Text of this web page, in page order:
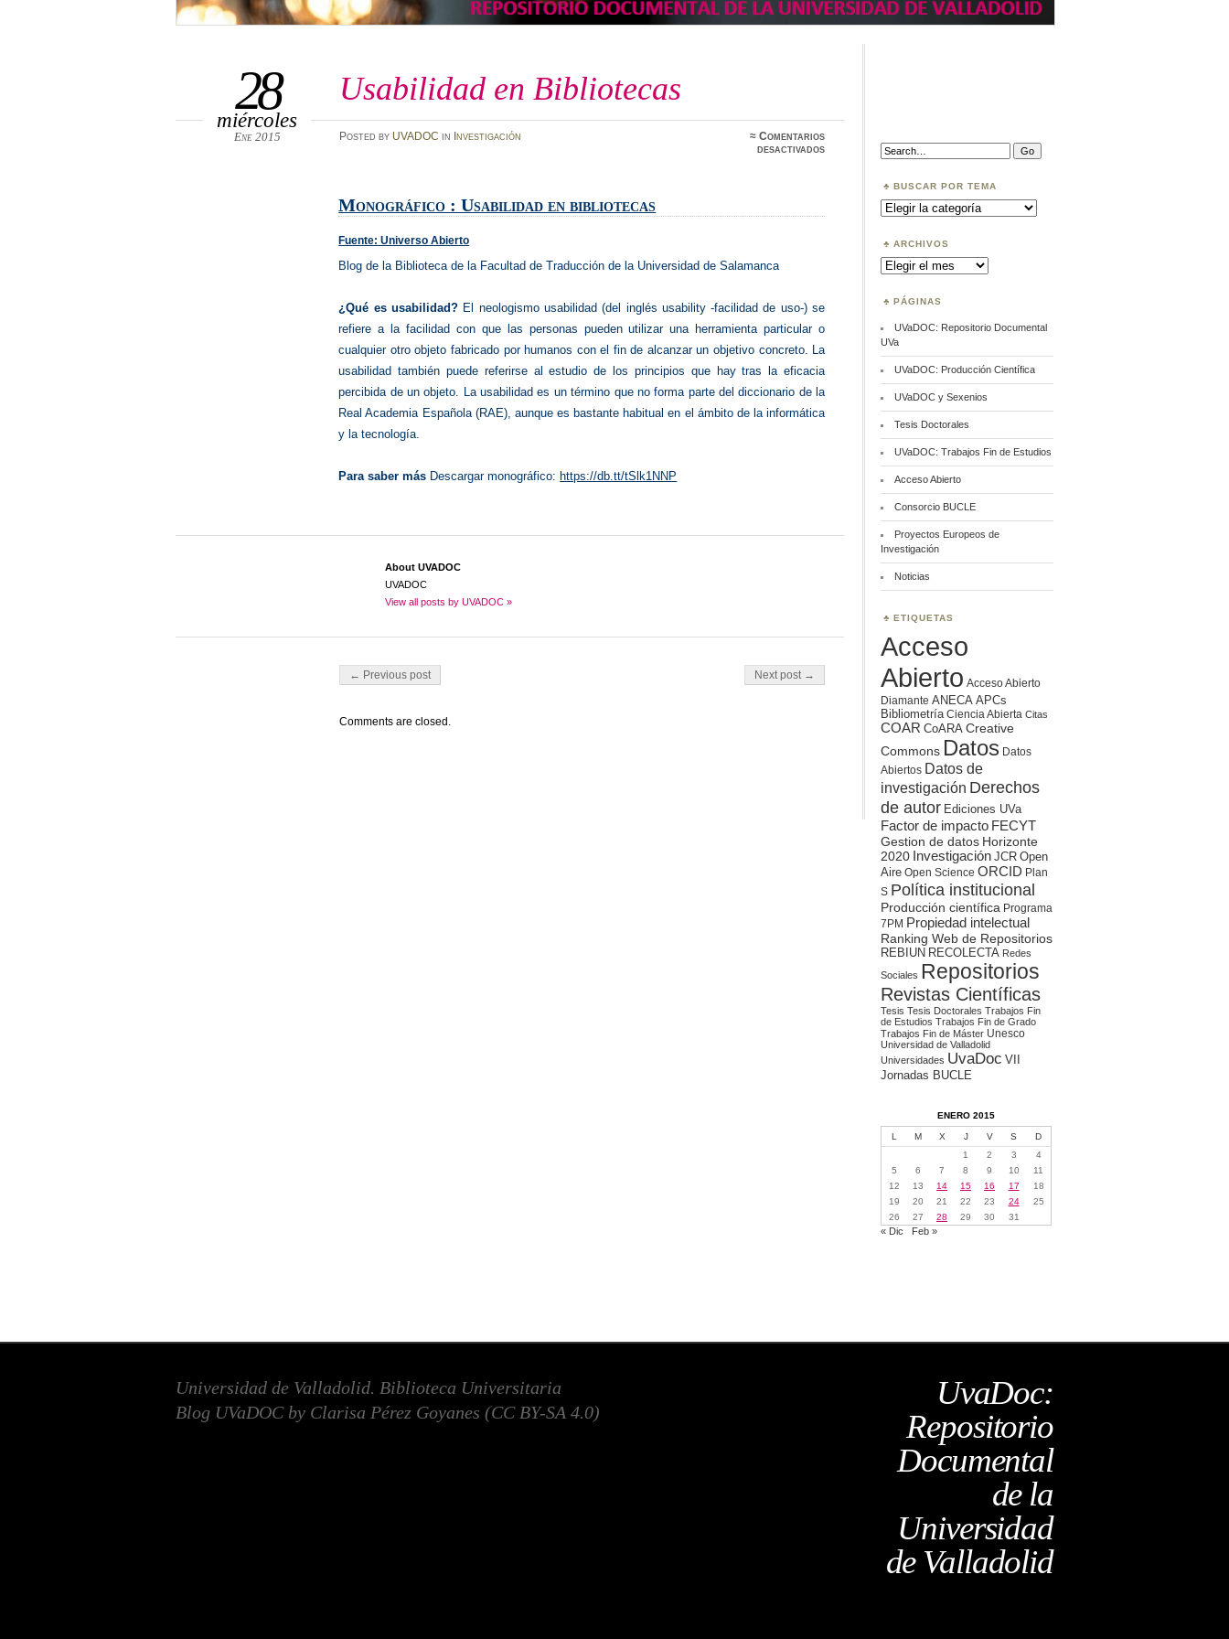
Usabilidad en Bibliotecas
28
miércoles
Ene 2015 Posted by UVADOC in Investigación ≈Comentarios
desactivadosen
Usabilidad
Bibliotecas
Monográfico : Usabilidad en bibliotecas
Fuente: Universo Abierto
Blog de la Biblioteca de la Facultad de Traducción de la Universidad de Salamanca
¿Qué es usabilidad? El neologismo usabilidad (del inglés usability -facilidad de uso-) se
refiere a la facilidad con que las personas pueden utilizar una herramienta particular o
cualquier otro objeto fabricado por humanos con el fin de alcanzar un objetivo concreto. La
usabilidad también puede referirse al estudio de los principios que hay tras la eficacia
percibida de un objeto. La usabilidad es un término que no forma parte del diccionario de la
Real Academia Española (RAE), aunque es bastante habitual en el ámbito de la informática
y la tecnología.
Para saber más Descargar monográfico: https://db.tt/tSlk1NNP
About UVADOC
UVADOC
View all posts by UVADOC »
Post navigation
← Previous post Next post →
Comments are closed.
Search:
BUSCAR POR TEMA
Buscar
por
ARCHIVOS
Archivos
PÁGINAS
UVaDOC: Repositorio Documental
UVa
UVaDOC: Producción Científica
UVaDOC y Sexenios
Tesis Doctorales
UVaDOC: Trabajos Fin de Estudios
Acceso Abierto
Consorcio BUCLE
Proyectos Europeos de
Investigación
Noticias
ETIQUETAS
Acceso
Abierto Acceso Abierto
Diamante ANECA APCs
Bibliometría Ciencia Abierta Citas
COAR CoARA Creative
Commons Datos Datos
Abiertos Datos de
investigación Derechos
de autor Ediciones UVa
Factor de impacto FECYT
Gestion de datos Horizonte
2020 Investigación JCR Open
Aire Open Science ORCID Plan
S Política institucional
Producción científica Programa
7PM Propiedad intelectual
Ranking Web de Repositorios
REBIUN RECOLECTA Redes
Sociales Repositorios
Revistas Científicas
Tesis Tesis Doctorales Trabajos Fin
de Estudios Trabajos Fin de Grado
Trabajos Fin de Máster Unesco
Universidad de Valladolid
Universidades UvaDoc VII
Jornadas BUCLE
ENERO 2015
L M X J V S
D
1
2 3
4
5
6 7 8 9 10
11
12
13 14 15 16 17
18
19
20 21 22 23 24
25
26
27 28 29 30 31
« Dic Feb »
UvaDoc:
Repositorio
Documental
de la
Universidad
de Valladolid
Universidad de Valladolid. Biblioteca Universitaria
Blog UVaDOC by Clarisa Pérez Goyanes (CC BY-SA 4.0)